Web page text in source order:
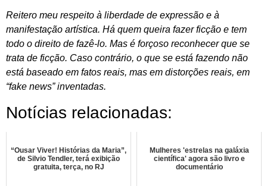
Reitero meu respeito à liberdade de expressão e à
manifestação artística. Há quem queira fazer ficção e tem
todo o direito de fazê-lo. Mas é forçoso reconhecer que se
trata de ficção. Caso contrário, o que se está fazendo não
está baseado em fatos reais, mas em distorções reais, em
“fake news” inventadas.
Notícias relacionadas:
“Ousar Viver! Histórias da Maria”,
de Silvio Tendler, terá exibição
gratuita, terça, no RJ
Mulheres 'estrelas na galáxia
científica' agora são livro e
documentário